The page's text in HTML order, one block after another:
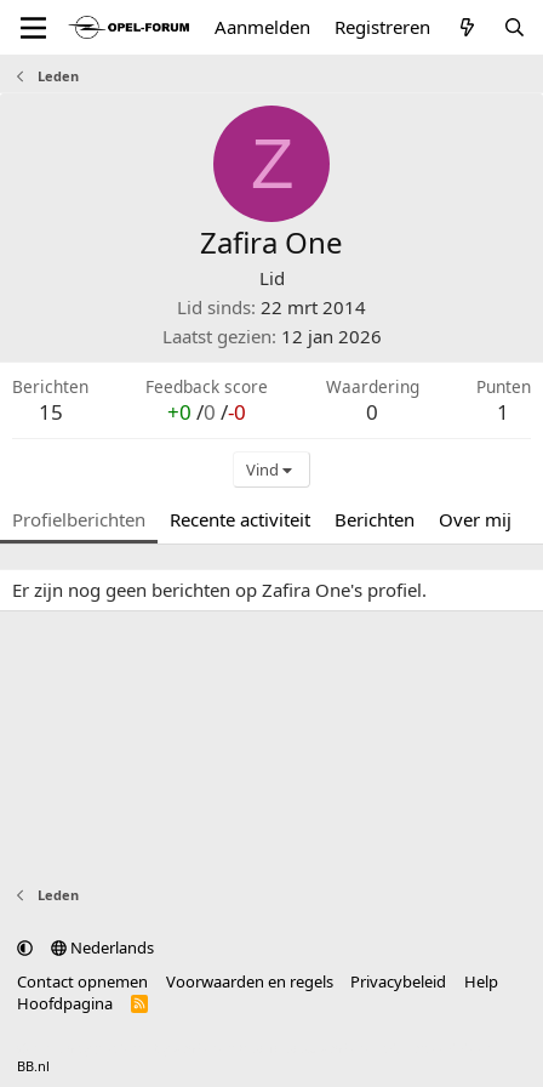
Aanmelden Registreren
Leden
Z
Zafira One
Lid
Lid sinds 22 mrt 2014
Laatst gezien 12 jan 2026
Berichten
15
Feedback score
+0 /0 /-0
Waardering
0
Punten
1
Vind
Profielberichten Recente activiteit Berichten Over mij
Er zijn nog geen berichten op Zafira One's profiel.
Leden
Nederlands
Contact opnemen
Voorwaarden en regels Privacybeleid
Help
Hoofdpagina
R
BB.nl